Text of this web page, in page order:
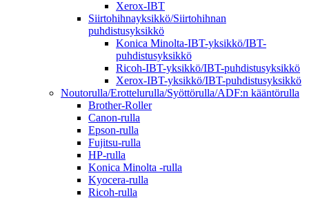
Xerox-IBT
Siirtohihnayksikkö/Siirtohihnan
puhdistusyksikkö
Konica Minolta-IBT-yksikkö/IBT-
puhdistusyksikkö
Ricoh-IBT-yksikkö/IBT-puhdistusyksikkö
Xerox-IBT-yksikkö/IBT-puhdistusyksikkö
Noutorulla/Erottelurulla/Syöttörulla/ADF:n kääntörulla
Brother-Roller
Canon-rulla
Epson-rulla
Fujitsu-rulla
HP-rulla
Konica Minolta -rulla
Kyocera-rulla
Ricoh-rulla